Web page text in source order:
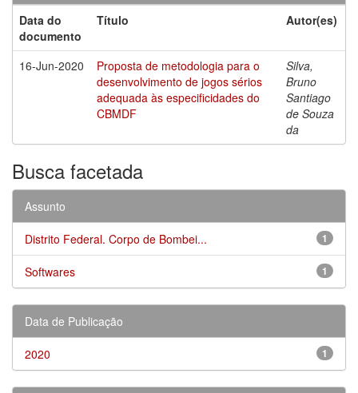
Data do
documento
Título Autor(es)
16-Jun-2020
Proposta de metodologia para o
desenvolvimento de jogos sérios
adequada às especificidades do
CBMDF
Silva,
Bruno
Santiago
de Souza
da
Busca facetada
Assunto
1
Distrito Federal. Corpo de Bombei...
1
Softwares
Data de Publicação
1
2020